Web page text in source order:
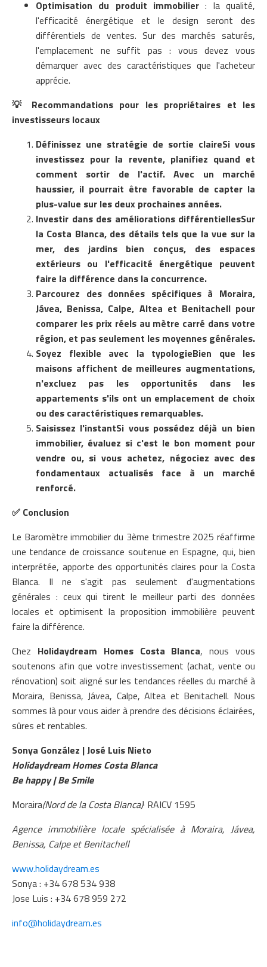
Optimisation du produit immobilier: la qualité,
l'efficacité énergétique et le design seront des
différentiels de ventes. Sur des marchés saturés,
l'emplacement ne suffit pas : vous devez vous
démarquer avec des caractéristiques que l'acheteur
apprécie.
💡
Recommandations pour les propriétaires et les
investisseurs locaux
Définissez une stratégie de sortie claireSi vous
investissez pour la revente, planifiez quand et
comment sortir de l'actif. Avec un marché
haussier, il pourrait être favorable de capter la
plus-value sur les deux prochaines années.
Investir dans des améliorations différentiellesSur
la Costa Blanca, des détails tels que la vue sur la
mer, des jardins bien conçus, des espaces
extérieurs ou l'efficacité énergétique peuvent
faire la différence dans la concurrence.
Parcourez des données spécifiques à Moraira,
Jávea, Benissa, Calpe, Altea et Benitachell pour
comparer les prix réels au mètre carré dans votre
région, et pas seulement les moyennes générales.
Soyez flexible avec la typologieBien que les
maisons affichent de meilleures augmentations,
n'excluez pas les opportunités dans les
appartements s'ils ont un emplacement de choix
ou des caractéristiques remarquables.
Saisissez l'instantSi vous possédez déjà un bien
immobilier, évaluez si c'est le bon moment pour
vendre ou, si vous achetez, négociez avec des
fondamentaux actualisés face à un marché
renforcé.
✅ Conclusion
Le Baromètre immobilier du 3ème trimestre 2025 réaffirme
une tendance de croissance soutenue en Espagne, qui, bien
interprétée, apporte des opportunités claires pour la Costa
Blanca. Il ne s'agit pas seulement d'augmentations
générales : ceux qui tirent le meilleur parti des données
locales et optimisent la proposition immobilière peuvent
faire la différence.
Chez Holidaydream Homes Costa Blanca, nous vous
soutenons afin que votre investissement (achat, vente ou
rénovation) soit aligné sur les tendances réelles du marché à
Moraira, Benissa, Jávea, Calpe, Altea et Benitachell. Nous
sommes là pour vous aider à prendre des décisions éclairées,
sûres et rentables.
Sonya González | José Luis Nieto
Holidaydream Homes Costa Blanca
Be happy | Be Smile
Moraira(Nord de la Costa Blanca)· RAICV 1595
Agence immobilière locale spécialisée à Moraira, Jávea,
Benissa, Calpe et Benitachell
www.holidaydream.es
Sonya : +34 678 534 938
Jose Luis : +34 678 959 272
info@holidaydream.es